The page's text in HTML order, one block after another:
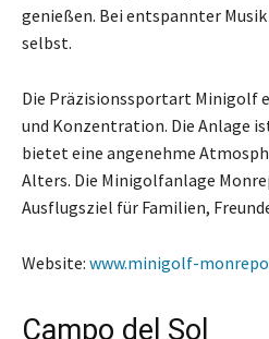
genießen. Bei entspannter
selbst.
Die Präzisionssportart Minigolf
und Konzentration. Die Anlage
bietet eine angenehme
Alters. Die Minigolfanlage
Ausflugsziel für Familien,
Website: www.minigolf-
Campo del Sol